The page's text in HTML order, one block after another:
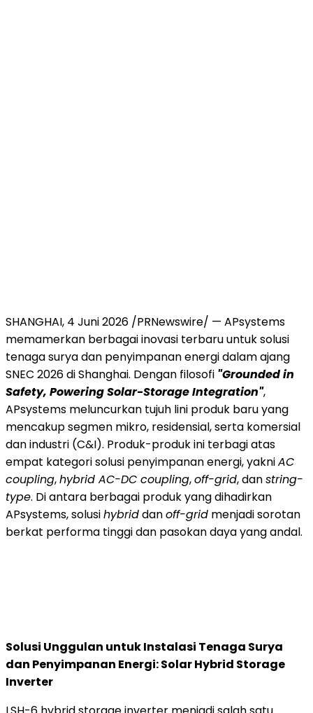
SHANGHAI, 4 Juni 2026 /PRNewswire/ — APsystems
memamerkan berbagai inovasi terbaru untuk solusi
tenaga surya dan penyimpanan energi dalam ajang
SNEC 2026 di Shanghai. Dengan filosofi "Grounded in
Safety, Powering Solar-Storage Integration",
APsystems meluncurkan tujuh lini produk baru yang
mencakup segmen mikro, residensial, serta komersial
dan industri (C&I). Produk-produk ini terbagi atas
empat kategori solusi penyimpanan energi, yakniAC
coupling,hybrid AC-DC coupling,off-grid, danstring-
type. Di antara berbagai produk yang dihadirkan
APsystems, solusihybriddanoff-grid menjadi sorotan
berkat performa tinggi dan pasokan daya yang andal.
Solusi Unggulan untuk Instalasi Tenaga Surya
dan Penyimpanan Energi: Solar Hybrid Storage
Inverter